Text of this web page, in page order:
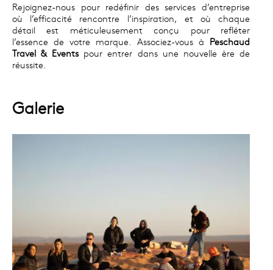
Rejoignez-nous pour redéfinir des services d’entreprise
où l’efficacité rencontre l’inspiration, et où chaque
détail est méticuleusement conçu pour refléter
l’essence de votre marque. Associez-vous à Peschaud
Travel & Eventspour entrer dans une nouvelle ère de
réussite.
Galerie